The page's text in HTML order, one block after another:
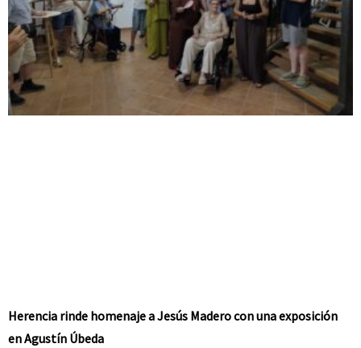
Herencia rinde homenaje a Jesús Madero con una exposición
en Agustín Úbeda